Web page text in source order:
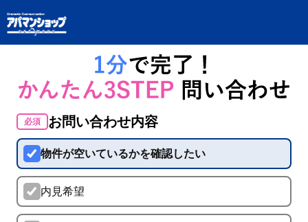
必須 お問い合わせ内容
物件が空いているかを確認したい
内見希望